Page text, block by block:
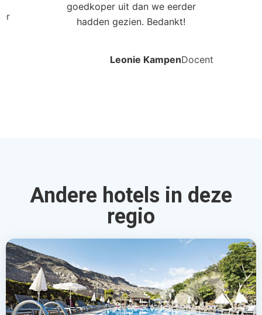
goedkoper uit dan we eerder
hadden gezien. Bedankt!
Leonie KampenDocent
Andere hotels in deze
regio